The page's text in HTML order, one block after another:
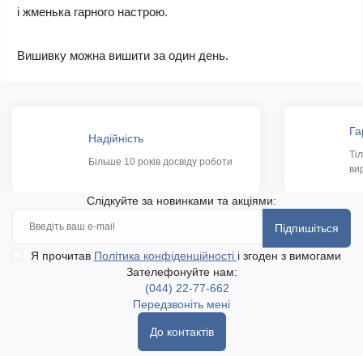
і жменька гарного настрою.
Вишивку можна вишити за один день.
Надійність
Більше 10 років досвіду роботи
Слідкуйте за новинками та акціями:
Підпишіться
Я прочитав Політика конфіденційності і згоден з вимогами
Зателефонуйте нам:
(044) 22-77-662
Передзвоніть мені
До контактів